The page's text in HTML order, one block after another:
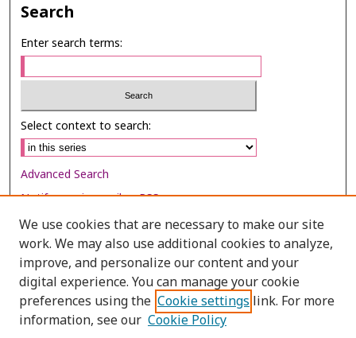
Search
Enter search terms:
Select context to search:
Advanced Search
Notify me via email orRSS
Browse
Collections
Disciplines
Authors
We use cookies that are necessary to make our site
work. We may also use additional cookies to analyze,
improve, and personalize our content and your
digital experience. You can manage your cookie
preferences using the Cookie settings link. For more
information, see our Cookie Policy